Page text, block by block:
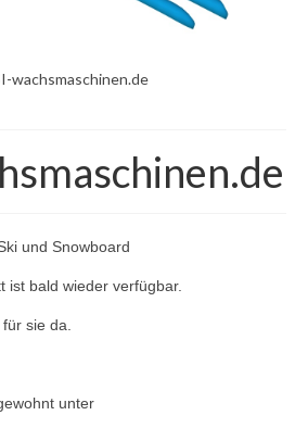
wachsmaschinen.de
und Snowboard
ist bald wieder verfügbar.
sie da.
unter